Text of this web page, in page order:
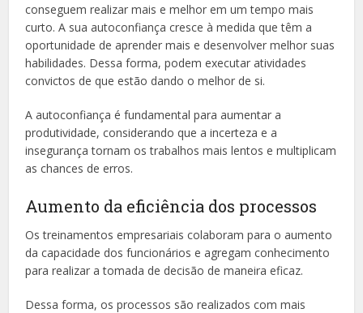
conseguem realizar mais e melhor em um tempo mais
curto. A sua autoconfiança cresce à medida que têm a
oportunidade de aprender mais e desenvolver melhor suas
habilidades. Dessa forma, podem executar atividades
convictos de que estão dando o melhor de si.
A autoconfiança é fundamental para aumentar a
produtividade, considerando que a incerteza e a
insegurança tornam os trabalhos mais lentos e multiplicam
as chances de erros.
Aumento da eficiência dos processos
Os treinamentos empresariais colaboram para o aumento
da capacidade dos funcionários e agregam conhecimento
para realizar a tomada de decisão de maneira eficaz.
Dessa forma, os processos são realizados com mais